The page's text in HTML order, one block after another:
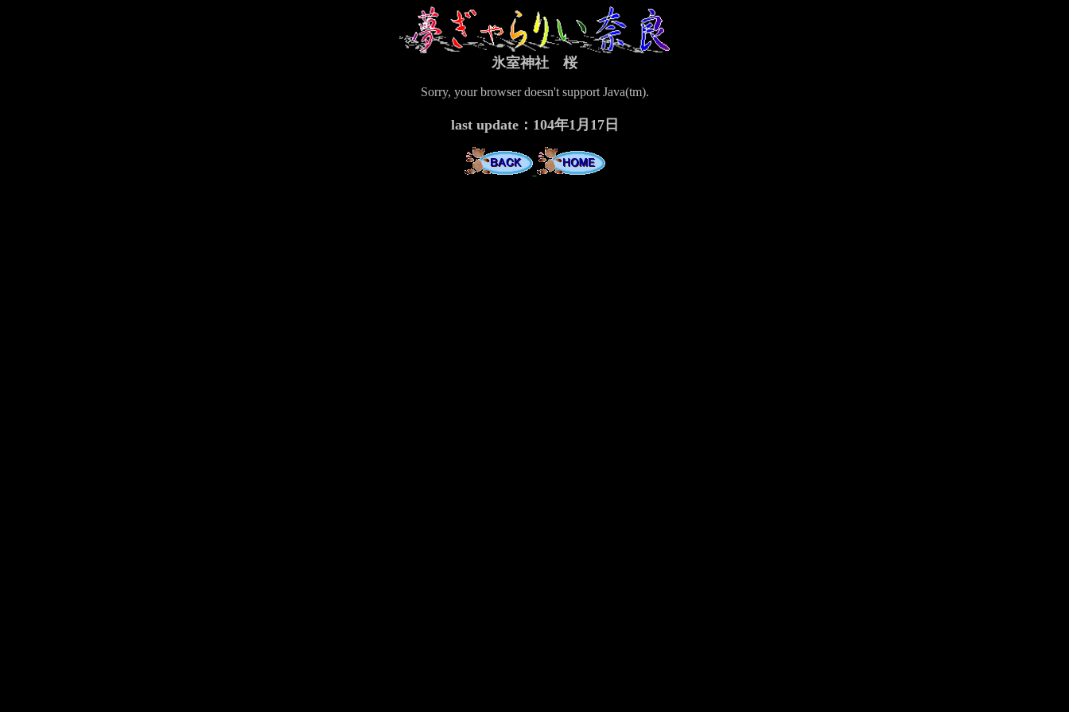
氷室神社 桜
Sorry, your browser doesn't support Java(tm).
last update：104年1月17日